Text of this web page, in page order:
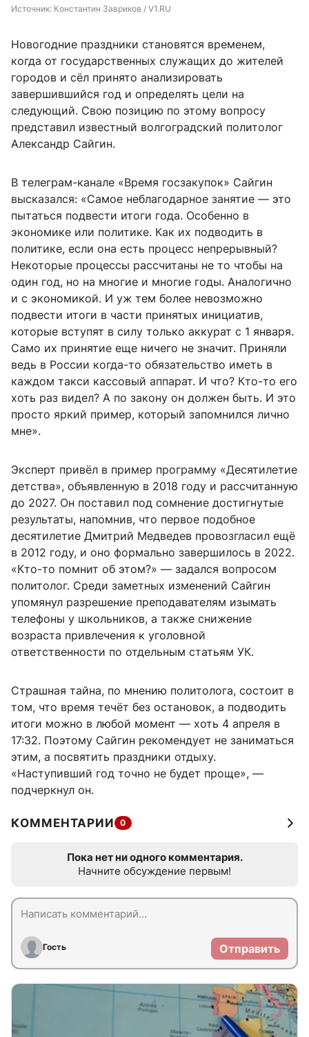
Источник: Константин Завриков / V1.RU
Новогодние праздники становятся временем,
когда от государственных служащих до жителей
городов и сёл принято анализировать
завершившийся год и определять цели на
следующий. Свою позицию по этому вопросу
представил известный волгоградский политолог
Александр Сайгин.
В телеграм-канале «Время госзакупок» Сайгин
высказался: «Самое неблагодарное занятие — это
пытаться подвести итоги года. Особенно в
экономике или политике. Как их подводить в
политике, если она есть процесс непрерывный?
Некоторые процессы рассчитаны не то чтобы на
один год, но на многие и многие годы. Аналогично
и с экономикой. И уж тем более невозможно
подвести итоги в части принятых инициатив,
которые вступят в силу только аккурат с 1 января.
Само их принятие еще ничего не значит. Приняли
ведь в России когда-то обязательство иметь в
каждом такси кассовый аппарат. И что? Кто-то его
хоть раз видел? А по закону он должен быть. И это
просто яркий пример, который запомнился лично
мне».
Эксперт привёл в пример программу «Десятилетие
детства», объявленную в 2018 году и рассчитанную
до 2027. Он поставил под сомнение достигнутые
результаты, напомнив, что первое подобное
десятилетие Дмитрий Медведев провозгласил ещё
в 2012 году, и оно формально завершилось в 2022.
«Кто-то помнит об этом?» — задался вопросом
политолог. Среди заметных изменений Сайгин
упомянул разрешение преподавателям изымать
телефоны у школьников, а также снижение
возраста привлечения к уголовной
ответственности по отдельным статьям УК.
Страшная тайна, по мнению политолога, состоит в
том, что время течёт без остановок, а подводить
итоги можно в любой момент — хоть 4 апреля в
17:32. Поэтому Сайгин рекомендует не заниматься
этим, а посвятить праздники отдыху.
«Наступивший год точно не будет проще», —
подчеркнул он.
КОММЕНТАРИИ 0
Пока нет ни одного комментария.
Начните обсуждение первым!
Гость Отправить